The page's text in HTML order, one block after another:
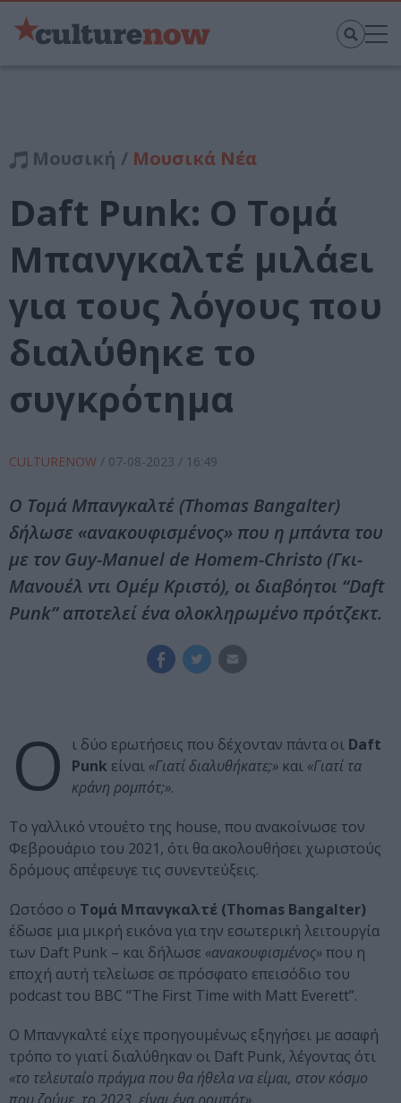
Μουσική / Μουσικά Νέα
Daft Punk: Ο Τομά
Μπανγκαλτέ μιλάει
για τους λόγους που
διαλύθηκε το
συγκρότημα
CULTURENOW / 07-08-2023 / 16:49
Ο Τομά Μπανγκαλτέ (Thomas Bangalter)
δήλωσε «ανακουφισμένος» που η μπάντα του
με τον Guy-Manuel de Homem-Christo (Γκι-
Μανουέλ ντι Ομέμ Κριστό), οι διαβόητοι “Daft
Punk” αποτελεί ένα ολοκληρωμένο πρότζεκτ.
Ο ι δύο ερωτήσεις που δέχονταν πάντα οι Daft
Punk είναι «Γιατί διαλυθήκατε;» και «Γιατί τα
κράνη ρομπότ;».
Το γαλλικό ντουέτο της house, που ανακοίνωσε τον
Φεβρουάριο του 2021, ότι θα ακολουθήσει χωριστούς
δρόμους απέφευγε τις συνεντεύξεις.
Ωστόσο ο Τομά Μπανγκαλτέ (Thomas Bangalter)
έδωσε μια μικρή εικόνα για την εσωτερική λειτουργία
των Daft Punk – και δήλωσε «ανακουφισμένος»που η
εποχή αυτή τελείωσε σε πρόσφατο επεισόδιο του
podcast του BBC “The First Time with Matt Everett”.
Ο Μπανγκαλτέ είχε προηγουμένως εξηγήσει με ασαφή
τρόπο το γιατί διαλύθηκαν οι Daft Punk, λέγοντας ότι
«το τελευταίο πράγμα που θα ήθελα να είμαι, στον κόσμο